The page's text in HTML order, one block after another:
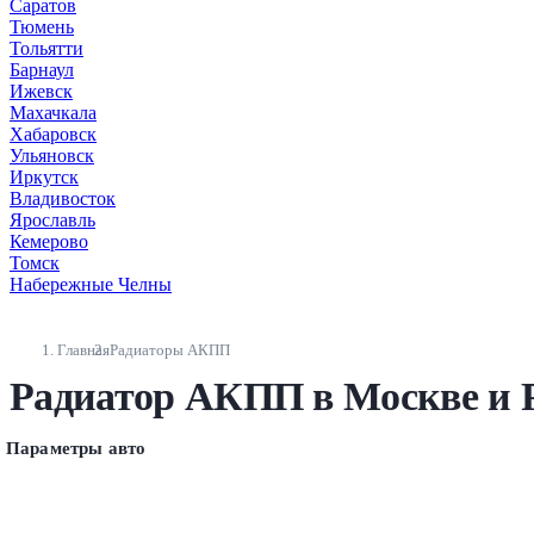
Саратов
Тюмень
Тольятти
Барнаул
Ижевск
Махачкала
Хабаровск
Ульяновск
Иркутск
Владивосток
Ярославль
Кемерово
Томск
Набережные Челны
ГлавнаяРадиаторы АКПП
Радиатор АКПП в Москве и
Параметры авто